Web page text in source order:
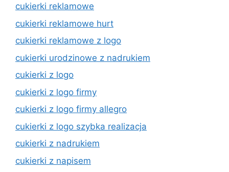
cukierki reklamowe
cukierki reklamowe hurt
cukierki reklamowe z logo
cukierki urodzinowe z nadrukiem
cukierki z logo
cukierki z logo firmy
cukierki z logo firmy allegro
cukierki z logo szybka realizacja
cukierki z nadrukiem
cukierki z napisem